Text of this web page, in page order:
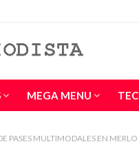
MEGA MENU
PASES MULTIMODALES EN MERLO